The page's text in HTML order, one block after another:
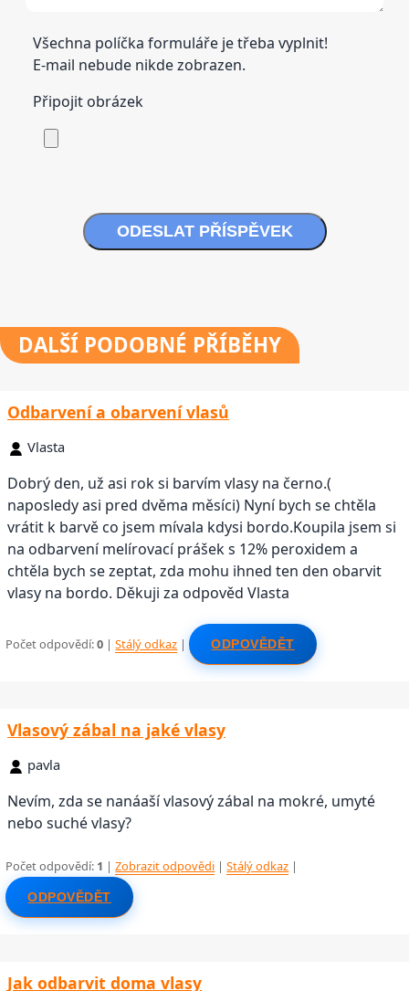
Všechna políčka formuláře je třeba vyplnit!
E-mail nebude nikde zobrazen.
Připojit obrázek
ODESLAT PŘÍSPĚVEK
DALŠÍ PODOBNÉ PŘÍBĚHY
Odbarvení a obarvení vlasů
Vlasta
Dobrý den, už asi rok si barvím vlasy na černo.(
naposledy asi pred dvěma měsíci) Nyní bych se chtěla
vrátit k barvě co jsem mívala kdysi bordo.Koupila jsem si
na odbarvení melírovací prášek s 12% peroxidem a
chtěla bych se zeptat, zda mohu ihned ten den obarvit
vlasy na bordo. Děkuji za odpověd Vlasta
Počet odpovědí:0 |Stálý odkaz | ODPOVĚDĚT
Vlasový zábal na jaké vlasy
pavla
Nevím, zda se nanáaší vlasový zábal na mokré, umyté
nebo suché vlasy?
Počet odpovědí: 1 |Zobrazit odpovědi |Stálý odkaz |
ODPOVĚDĚT
Jak odbarvit doma vlasy